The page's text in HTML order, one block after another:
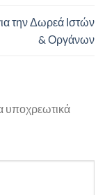
την Δωρεά Ιστών
& Οργάνων
υποχρεωτικά